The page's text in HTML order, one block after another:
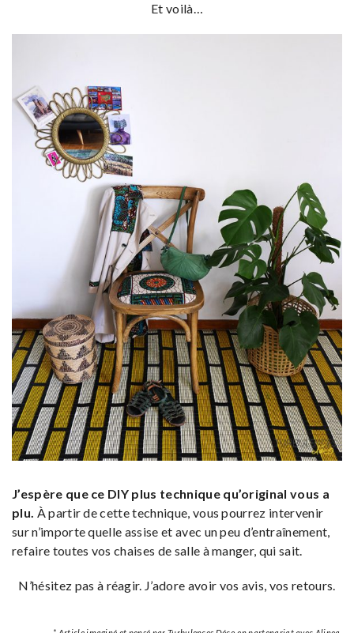
Et voilà…
J’espère que ce DIY plus technique qu’original vous a
plu. À partir de cette technique, vous pourrez intervenir
sur n’importe quelle assise et avec un peu d’entraînement,
refaire toutes vos chaises de salle à manger, qui sait.
N’hésitez pas à réagir. J’adore avoir vos avis, vos retours.